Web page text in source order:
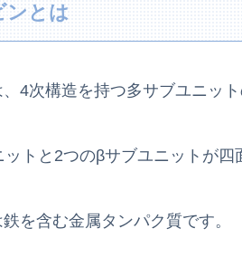
ンとは
4次構造を持つ多サブユニット
トと2つのβサブユニットが四
を含む金属タンパク質です。